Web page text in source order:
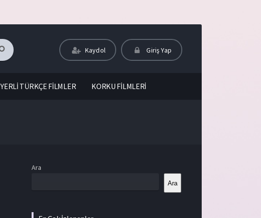
Kaydol Giriş Yap
YERLİ TÜRKÇE FİLMLER KORKU FİLMLERİ
Ara
Ara